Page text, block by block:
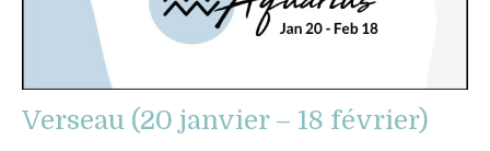
Verseau (20 janvier – 18 février)